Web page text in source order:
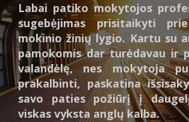
Labai patiko mokytojos
sugebėjimas prisitaikyti
mokinio žinių lygio. Kartu su
pamokomis dar turėdavau ir
valandėlę, nes mokytoja
prakalbinti, paskatina
savo paties požiūrį į
viskas vyksta anglų kalba.